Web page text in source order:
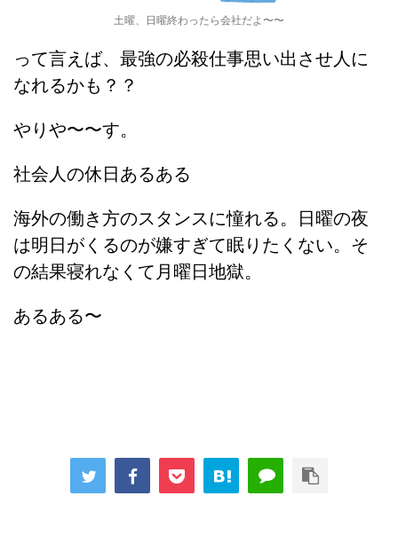
土曜、日曜終わったら会社だよ〜〜
って言えば、最強の必殺仕事思い出させ人に
なれるかも？？
やりや〜〜す。
社会人の休日あるある
海外の働き方のスタンスに憧れる。日曜の夜
は明日がくるのが嫌すぎて眠りたくない。そ
の結果寝れなくて月曜日地獄。
あるある〜